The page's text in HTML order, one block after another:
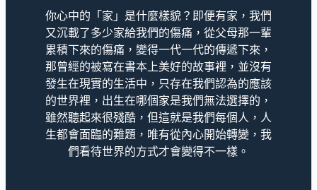
你心中的「家」是什麼樣貌？即便有家，我們
又沉載了多少家給我們的傷痛，從父母那一輩
累積下來的傷痛，變得一代一代的傳遞下來，
那曾經的被寫在書本上美好的故事裡，並沒有
發生在現實的生活中，只存在我們認為的應該
的世界裡，出生在哪個家是我們無法選擇的，
雖然聽起來很殘酷，但這就是我們每個人，人
生都會面臨的難題，唯有從內心開始轉變，我
們看待世界的方式才會變得不一樣。